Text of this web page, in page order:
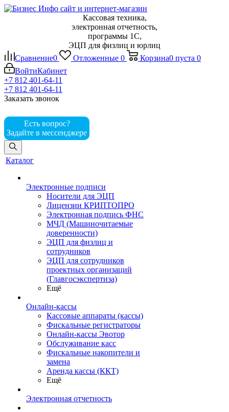
Кассовая техника,
электронная отчетность,
программы 1С,
ЭЦП для физлиц и юрлиц
Сравнение0 Отложенные 0 Корзина0 пуста 0
ВойтиКабинет
+7 812 401-64-11
+7 812 401-64-11
Заказать звонок
Есть вопрос?
Задайте в мессенджере
Каталог
Электронные подписи
Носители для ЭЦП
Лицензии КРИПТОПРО
Электронная подпись ФНС
МЧД (Машиночитаемые
доверенности)
ЭЦП для физлиц и
сотрудников
ЭЦП для сотрудников
проектных организаций
(Главгосэкспертиза)
Ещё
Онлайн-кассы
Кассовые аппараты (кассы)
Фискальные регистраторы
Онлайн-кассы Эвотор
Обслуживание касс
Фискальные накопители и
замена
Аренда кассы (ККТ)
Ещё
Электронная отчетность